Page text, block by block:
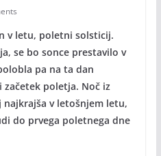
v letu, poletni solsticij.
se bo sonce prestavilo v
pa na ta dan
poletja. Noč iz
v letošnjem letu,
do prvega poletnega dne